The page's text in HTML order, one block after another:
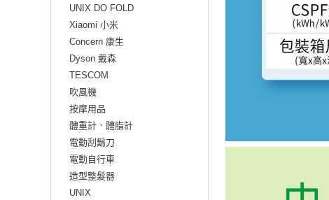
UNIX DO FOLD
Xiaomi 小米
Concern 康生
Dyson 戴森
TESCOM
吹風機
按摩用品
體重計．體脂計
電動刮鬍刀
電動自行車
造型整髮器
UNIX